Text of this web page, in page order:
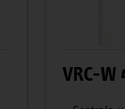
VRC-W